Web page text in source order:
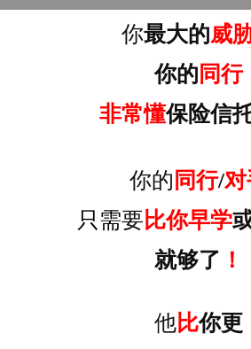
你最大的威
你的 同行
非常懂保险信
你的 同行/
只需要比你早学
就够了 ！
他比你更